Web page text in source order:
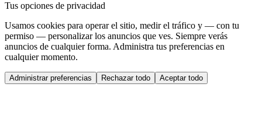
Tus opciones de privacidad
Usamos cookies para operar el sitio, medir el tráfico y — con tu
permiso — personalizar los anuncios que ves. Siempre verás
anuncios de cualquier forma. Administra tus preferencias en
cualquier momento.
Administrar preferencias Rechazar todo Aceptar todo